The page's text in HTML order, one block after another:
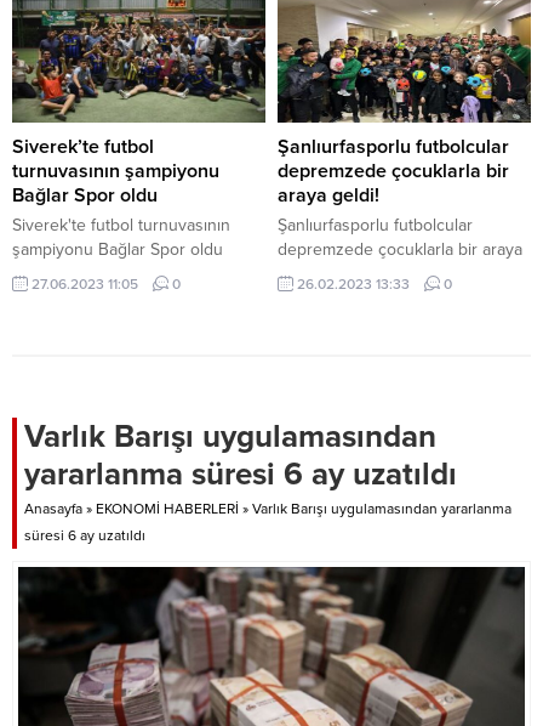
Siverek’te futbol
turnuvasının şampiyonu
Bağlar Spor oldu
Siverek'te futbol turnuvasının
şampiyonu Bağlar Spor oldu
27.06.2023 11:05 0
Şanlıurfasporlu futbolcular
depremzede çocuklarla bir
araya geldi!
Şanlıurfasporlu futbolcular
depremzede çocuklarla bir araya
geldi!26.02.2023 13:33 0
Varlık Barışı uygulamasından
yararlanma süresi 6 ay uzatıldı
Anasayfa » EKONOMİ HABERLERİ » Varlık Barışı uygulamasından yararlanma
süresi 6 ay uzatıldı